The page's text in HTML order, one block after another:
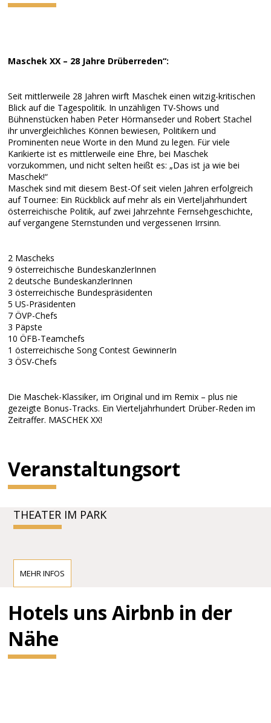
Maschek XX – 28 Jahre Drüberreden“:
Seit mittlerweile 28 Jahren wirft Maschek einen witzig-kritischen
Blick auf die Tagespolitik. In unzähligen TV-Shows und
Bühnenstücken haben Peter Hörmanseder und Robert Stachel
ihr unvergleichliches Können bewiesen, Politikern und
Prominenten neue Worte in den Mund zu legen. Für viele
Karikierte ist es mittlerweile eine Ehre, bei Maschek
vorzukommen, und nicht selten heißt es: „Das ist ja wie bei
Maschek!“
Maschek sind mit diesem Best-Of seit vielen Jahren erfolgreich
auf Tournee: Ein Rückblick auf mehr als ein Vierteljahrhundert
österreichische Politik, auf zwei Jahrzehnte Fernsehgeschichte,
auf vergangene Sternstunden und vergessenen Irrsinn.
2 Mascheks
9 österreichische BundeskanzlerInnen
2 deutsche BundeskanzlerInnen
3 österreichische Bundespräsidenten
5 US-Präsidenten
7 ÖVP-Chefs
3 Päpste
10 ÖFB-Teamchefs
1 österreichische Song Contest GewinnerIn
3 ÖSV-Chefs
Die Maschek-Klassiker, im Original und im Remix – plus nie
gezeigte Bonus-Tracks. Ein Vierteljahrhundert Drüber-Reden im
Zeitraffer. MASCHEK XX!
Veranstaltungsort
THEATER IM PARK
MEHR INFOS
Hotels uns Airbnb in der
Nähe